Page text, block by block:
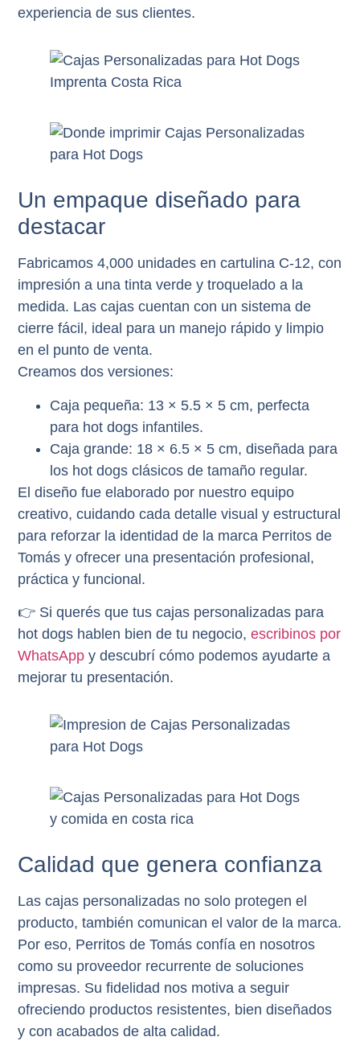
experiencia de sus clientes.
Un empaque diseñado para
destacar
Fabricamos4,000 unidades encartulina C-12, con
impresión a una tinta verde ytroquelado a la
medida. Las cajas cuentan con unsistema de
cierre fácil , ideal para un manejo rápido y limpio
en el punto de venta.
Creamos dos versiones:
Caja pequeña: 13 × 5.5 × 5 cm, perfecta
para hot dogs infantiles.
Caja grande: 18 × 6.5 × 5 cm, diseñada para
los hot dogs clásicos de tamaño regular.
El diseño fue elaborado por nuestro equipo
creativo, cuidando cada detalle visual y estructural
para reforzar la identidad de la marca Perritos de
Tomás y ofrecer una presentación profesional,
práctica y funcional.
👉 Si querés que tuscajas personalizadas para
hot dogs hablen bien de tu negocio,escribinos por
WhatsApp y descubrí cómo podemos ayudarte a
mejorar tu presentación.
Calidad que genera confianza
Las cajas personalizadas no solo protegen el
producto, también comunican el valor de la marca.
Por eso, Perritos de Tomás confía en nosotros
como su proveedor recurrente de soluciones
impresas. Su fidelidad nos motiva a seguir
ofreciendo productos resistentes, bien diseñados
y con acabados de alta calidad.